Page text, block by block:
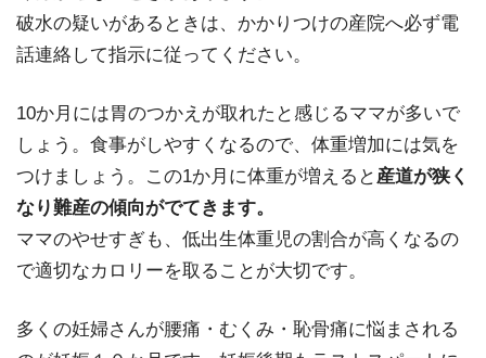
破水の疑いがあるときは、かかりつけの産院へ必ず電
話連絡して指示に従ってください。
10か月には胃のつかえが取れたと感じるママが多いで
しょう。食事がしやすくなるので、体重増加には気を
つけましょう。この1か月に体重が増えると 産道が狭く
なり難産の傾向がでてきます。
ママのやせすぎも、低出生体重児の割合が高くなるの
で適切なカロリーを取ることが大切です。
多くの妊婦さんが腰痛・むくみ・恥骨痛に悩まされる